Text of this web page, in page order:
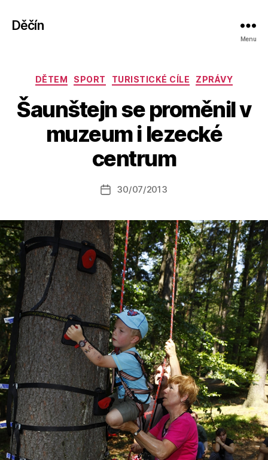
Děčín
Menu
Rubriky
DĚTEM SPORT TURISTICKÉ CÍLE ZPRÁVY
Šaunštejn se proměnil v
muzeum i lezecké
centrum
Autor
příspěvku
u
a
s
o
Datum
30/07/2013